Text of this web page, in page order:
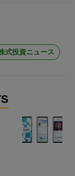
式投資ニュース